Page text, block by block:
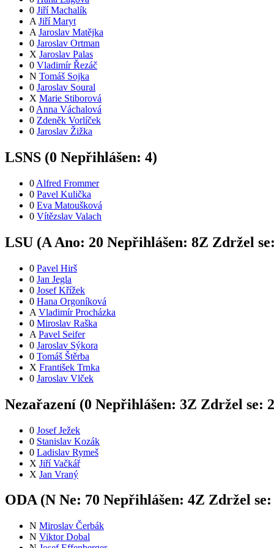
0 Jiří Machalík
A Jiří Maryt
A Jaroslav Matějka
0 Jaroslav Ortman
X Jaroslav Palas
0 Vladimír Řezáč
N Tomáš Sojka
0 Jaroslav Soural
X Marie Stiborová
0 Anna Váchalová
0 Zdeněk Vorlíček
0 Jaroslav Žižka
LSNS (0 Nepřihlášen: 4)
0 Alfred Frommer
0 Pavel Kulička
0 Eva Matoušková
0 Vítězslav Valach
LSU (A Ano: 20 Nepřihlášen: 8Z Zdržel se:
0 Pavel Hirš
0 Jan Jegla
0 Josef Křížek
0 Hana Orgoníková
A Vladimír Procházka
0 Miroslav Raška
A Pavel Seifer
0 Jaroslav Sýkora
0 Tomáš Štěrba
X František Trnka
0 Jaroslav Vlček
Nezařazení (0 Nepřihlášen: 3Z Zdržel se: 2
0 Josef Ježek
0 Stanislav Kozák
0 Ladislav Rymeš
X Jiří Vačkář
X Jan Vraný
ODA (N Ne: 70 Nepřihlášen: 4Z Zdržel se:
N Miroslav Čerbák
N Viktor Dobal